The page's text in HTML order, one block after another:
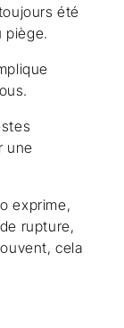
été
piège.
une
exprime,
rupture,
cela